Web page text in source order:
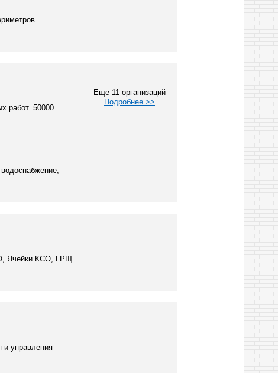
Еще 11 организаций
Подробнее >>
работ. 50000
Ячейки КСО, ГРЩ
и управления